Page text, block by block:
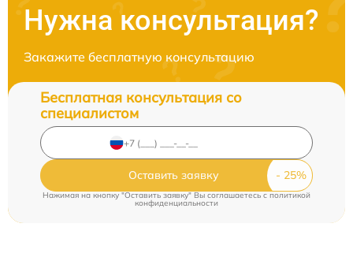
Нужна консультация?
Закажите бесплатную консультацию
Бесплатная консультация со
специалистом
Оставить заявку
Нажимая на кнопку "Оставить заявку" Вы соглашаетесь c политикой
конфиденциальности